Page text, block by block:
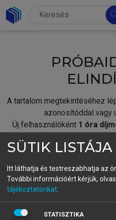
A tartalom megtekintéséhez
azonosítóddal vagy
Új felhasználóként 1 óra
fiókoddal,vagy
A regisztráció után a
BELÉPÉS SAJÁT
SÜTIK LISTÁJA
Itt láthatja és testreszabhatja az
További információért kérjük,
tájékoztatónkat
STATISZTIKA